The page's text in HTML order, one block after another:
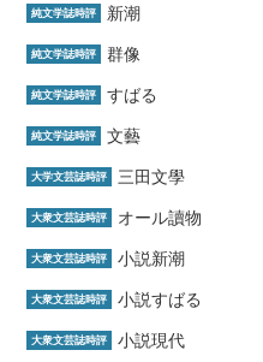
純文学誌時評 新潮
純文学誌時評 群像
純文学誌時評 すばる
純文学誌時評 文藝
大学文芸誌時評 三田文學
大衆文芸誌時評 オール讀物
大衆文芸誌時評 小説新潮
大衆文芸誌時評 小説すばる
大衆文芸誌時評 小説現代